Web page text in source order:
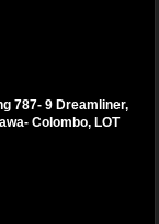
787- 9 Dreamliner,
Colombo, LOT